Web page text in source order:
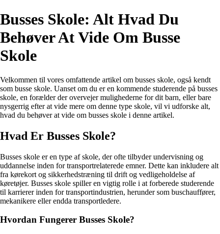
Busses Skole: Alt Hvad Du
Behøver At Vide Om Busse
Skole
Velkommen til vores omfattende artikel om busses skole, også kendt
som busse skole. Uanset om du er en kommende studerende på busses
skole, en forælder der overvejer mulighederne for dit barn, eller bare
nysgerrig efter at vide mere om denne type skole, vil vi udforske alt,
hvad du behøver at vide om busses skole i denne artikel.
Hvad Er Busses Skole?
Busses skole er en type af skole, der ofte tilbyder undervisning og
uddannelse inden for transportrelaterede emner. Dette kan inkludere alt
fra kørekort og sikkerhedstræning til drift og vedligeholdelse af
køretøjer. Busses skole spiller en vigtig rolle i at forberede studerende
til karrierer inden for transportindustrien, herunder som buschauffører,
mekanikere eller endda transportledere.
Hvordan Fungerer Busses Skole?